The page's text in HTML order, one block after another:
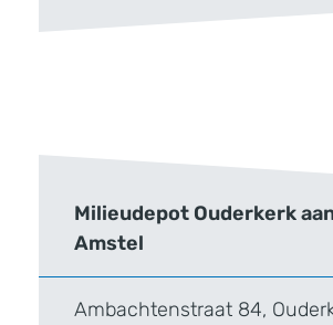
Milieudepot Ouderkerk
Amstel
Ambachtenstraat 84,